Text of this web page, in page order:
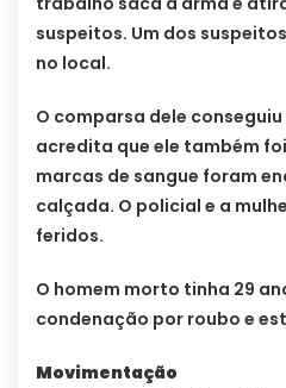
suspeitos. Um dos
no local.
O comparsa dele
acredita que ele também
marcas de sangue foram
calçada. O policial e a
feridos.
O homem morto tinha 29
condenação por roubo e
Movimentação